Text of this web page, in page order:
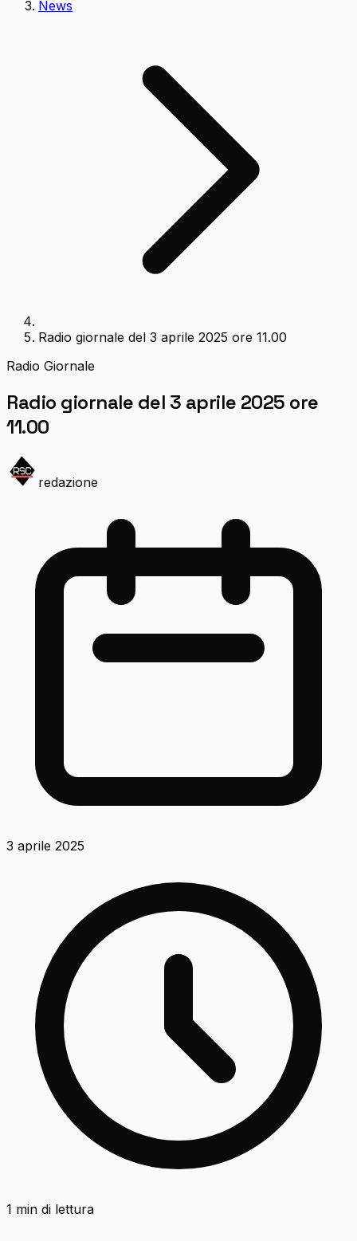
News
Radio giornale del 3 aprile 2025 ore 11.00
Radio Giornale
Radio giornale del 3 aprile 2025 ore
11.00
redazione
3 aprile 2025
1 min di lettura